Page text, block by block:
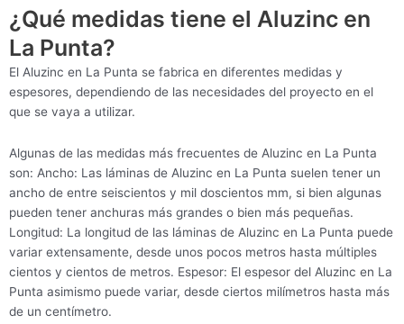
¿Qué medidas tiene el Aluzinc en
La Punta?
El Aluzinc en La Punta se fabrica en diferentes medidas y
espesores, dependiendo de las necesidades del proyecto en el
que se vaya a utilizar.
Algunas de las medidas más frecuentes de Aluzinc en La Punta
son: Ancho: Las láminas de Aluzinc en La Punta suelen tener un
ancho de entre seiscientos y mil doscientos mm, si bien algunas
pueden tener anchuras más grandes o bien más pequeñas.
Longitud: La longitud de las láminas de Aluzinc en La Punta puede
variar extensamente, desde unos pocos metros hasta múltiples
cientos y cientos de metros. Espesor: El espesor del Aluzinc en La
Punta asimismo puede variar, desde ciertos milímetros hasta más
de un centímetro.